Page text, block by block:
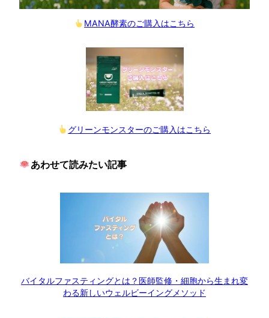
MANA酵素のご購入はこちら
グリーンモンスターのご購入はこちら
あわせて読みたい記事
バイタルファスティングとは？医師監修・細胞から生まれ変
わる新しいウェルビーイングメソッド